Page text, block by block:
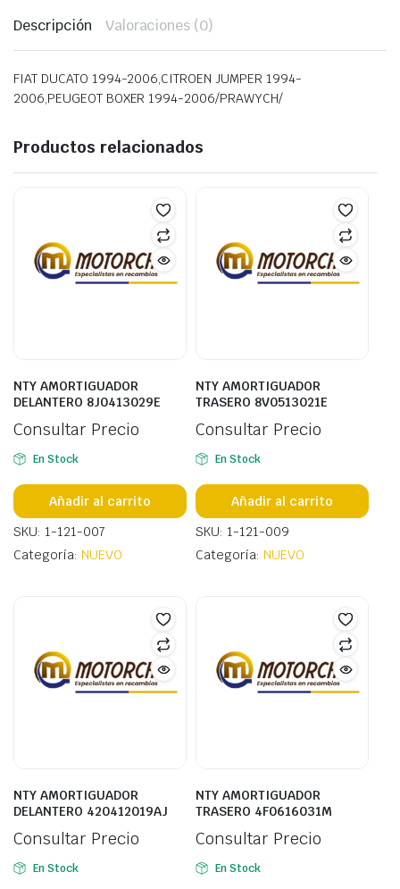
Descripción Valoraciones (0)
FIAT DUCATO 1994-2006,CITROEN JUMPER 1994-
2006,PEUGEOT BOXER 1994-2006/PRAWYCH/
Productos relacionados
NTY AMORTIGUADOR
DELANTERO 8J0413029E
Consultar Precio
En Stock
Añadir al carrito
SKU: 1-121-007
Categoría: NUEVO
NTY AMORTIGUADOR
TRASERO 8V0513021E
Consultar Precio
En Stock
Añadir al carrito
SKU: 1-121-009
Categoría: NUEVO
NTY AMORTIGUADOR
DELANTERO 420412019AJ
Consultar Precio
En Stock
NTY AMORTIGUADOR
TRASERO 4F0616031M
Consultar Precio
En Stock